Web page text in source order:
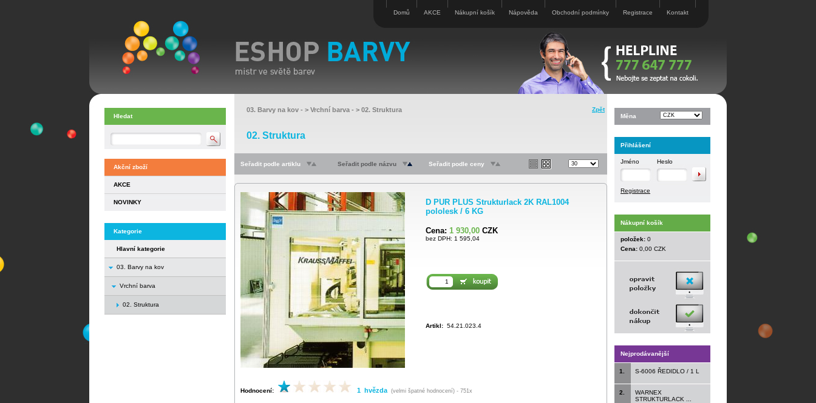
Domů AKCE Nákupní košík Nápověda Obchodní podmínky Registrace Kontakt
Hledat
Akční zboží
AKCE
NOVINKY
Kategorie
Hlavní kategorie
03. Barvy na kov
Vrchní barva
02. Struktura
03. Barvy na kov - > Vrchní barva - > 02. Struktura Zpět
02. Struktura
Seřadit podle artiklu Seřadit podle názvu Seřadit podle ceny
D PUR PLUS Strukturlack 2K RAL1004
pololesk / 6 KG
Cena: 1 930,00 CZK
bez DPH: 1 595,04
Artikl: 54.21.023.4
Hodnocení: 1 hvězda (velmi špatné hodnocení) - 751x
Měna
Přihlášení
Jméno Heslo
Registrace
Nákupní košík
položek: 0
Cena: 0,00 CZK
Nejprodávanější
1. S-6006 ŘEDIDLO / 1 L
2.
WARNEX
STRUKTURLACK ...